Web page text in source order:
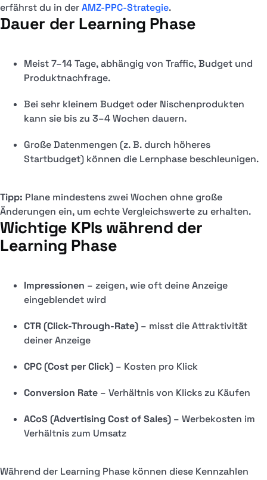
erfährst du in derAMZ-PPC-Strategie.
Dauer der Learning Phase
Meist 7–14 Tage, abhängig von Traffic, Budget und
Produktnachfrage.
Bei sehr kleinem Budget oder Nischenprodukten
kann sie bis zu 3–4 Wochen dauern.
Große Datenmengen (z. B. durch höheres
Startbudget) können die Lernphase beschleunigen.
Tipp: Plane mindestens zwei Wochen ohne große
Änderungen ein, um echte Vergleichswerte zu erhalten.
Wichtige KPIs während der
Learning Phase
Impressionen – zeigen, wie oft deine Anzeige
eingeblendet wird
CTR (Click-Through-Rate) – misst die Attraktivität
deiner Anzeige
CPC (Cost per Click) – Kosten pro Klick
Conversion Rate – Verhältnis von Klicks zu Käufen
ACoS (Advertising Cost of Sales) – Werbekosten im
Verhältnis zum Umsatz
Während der Learning Phase können diese Kennzahlen